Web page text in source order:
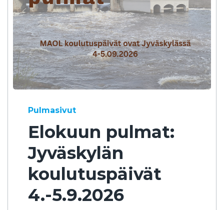
Pulmasivut
Elokuun pulmat:
Jyväskylän
koulutuspäivät
4.-5.9.2026